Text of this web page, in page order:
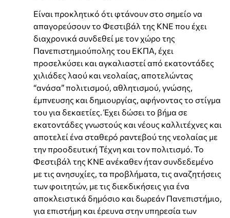
Είναι προκλητικό ότι φτάνουν στο σημείο να
απαγορεύσουν το Φεστιβάλ της ΚΝΕ που έχει
διαχρονικά συνδεθεί με τον χώρο της
Πανεπιστημιούπολης του ΕΚΠΑ, έχει
προσελκύσει και αγκαλιαστεί από εκατοντάδες
χιλιάδες λαού και νεολαίας, αποτελώντας
“ανάσα” πολιτισμού, αθλητισμού, γνώσης,
έμπνευσης και δημιουργίας, αφήνοντας το στίγμα
του για δεκαετίες. Έχει δώσει το βήμα σε
εκατοντάδες γνωστούς και νέους καλλιτέχνες και
αποτελεί ένα σταθερό ραντεβού της νεολαίας με
την προοδευτική Τέχνη και τον πολιτισμό. Το
Φεστιβάλ της ΚΝΕ ανέκαθεν ήταν συνδεδεμένο
με τις ανησυχίες, τα προβλήματα, τις αναζητήσεις
των φοιτητών, με τις διεκδικήσεις για ένα
αποκλειστικά δημόσιο και δωρεάν Πανεπιστήμιο,
για επιστήμη και έρευνα στην υπηρεσία των